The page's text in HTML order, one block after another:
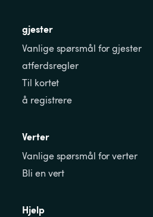
gjester
Vanlige spørsmål for gjester
atferdsregler
Til kortet
å registrere
Verter
Vanlige spørsmål for verter
Bli en vert
Hjelp